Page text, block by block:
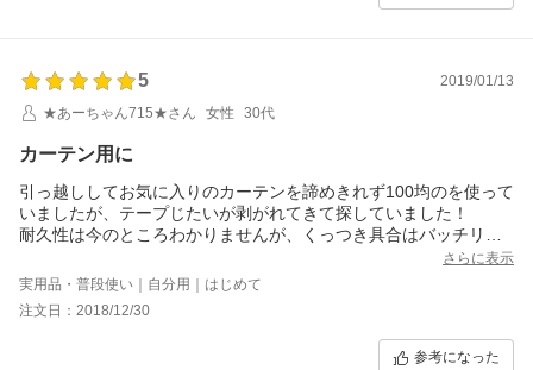
5
2019/01/13
★あーちゃん715★さん
女性 30代
カーテン用に
引っ越ししてお気に入りのカーテンを諦めきれず100均のを使って
いましたが、テープじたいが剥がれてきて探していました！
耐久性は今のところわかりませんが、くっつき具合はバッチリで
さらに表示
実用品・普段使い｜自分用｜はじめて
注文日：2018/12/30
参考になった